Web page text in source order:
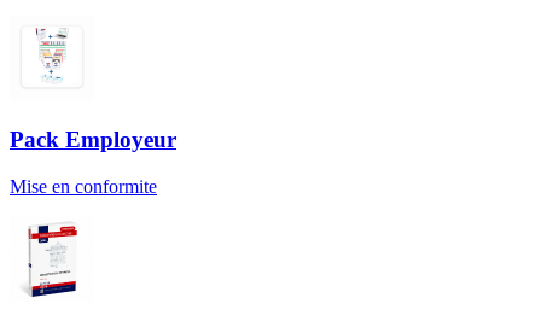
Pack Employeur
Mise en conformite